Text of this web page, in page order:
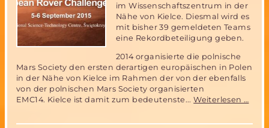
im Wissenschaftszentrum in der
Nähe von Kielce. Diesmal wird es
mit bisher 39 gemeldeten Teams
eine Rekordbeteiligung geben.
2014 organisierte die polnische
Mars Society den ersten derartigen europäischen in Polen
in der Nähe von Kielce im Rahmen der von der ebenfalls
von der polnischen Mars Society organisierten
EMC14. Kielce ist damit zum bedeutenste...Weiterlesen …